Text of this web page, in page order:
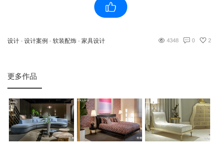
设计 - 设计案例 - 软装配饰 - 家具设计 4348 0 2
更多作品